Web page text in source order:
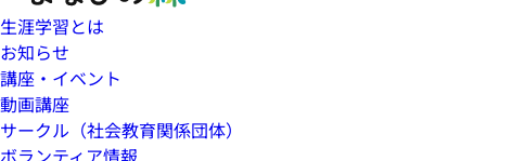
生涯学習とは
お知らせ
講座・イベント
動画講座
サークル（社会教育関係団体）